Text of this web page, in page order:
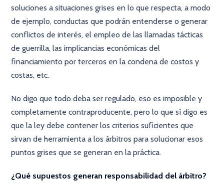
soluciones a situaciones grises en lo que respecta, a modo
de ejemplo, conductas que podrán entenderse o generar
conﬂictos de interés, el empleo de las llamadas tácticas
de guerrilla, las implicancias económicas del
ﬁnanciamiento por terceros en la condena de costos y
costas, etc.
No digo que todo deba ser regulado, eso es imposible y
completamente contraproducente, pero lo que sí digo es
que la ley debe contener los criterios suﬁcientes que
sirvan de herramienta a los árbitros para solucionar esos
puntos grises que se generan en la práctica.
¿Qué supuestos generan responsabilidad del árbitro?